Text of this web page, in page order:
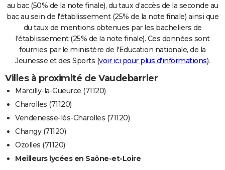
au bac (50% de la note finale), du taux d'accès de la seconde au
bac au sein de l'établissement (25% de la note finale) ainsi que
du taux de mentions obtenues par les bacheliers de
l'établissement (25% de la note finale). Ces données sont
fournies par le ministère de l'Education nationale, de la
Jeunesse et des Sports (voir ici pour plus d'informations).
Villes à proximité de Vaudebarrier
Marcilly-la-Gueurce (71120)
Charolles (71120)
Vendenesse-lès-Charolles (71120)
Changy (71120)
Ozolles (71120)
Meilleurs lycées en Saône-et-Loire